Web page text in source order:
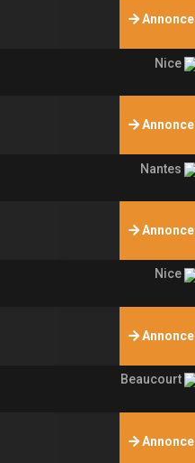
Annonce
Nice
Annonce
Nantes
Annonce
Nice
Annonce
Beaucourt
Annonce